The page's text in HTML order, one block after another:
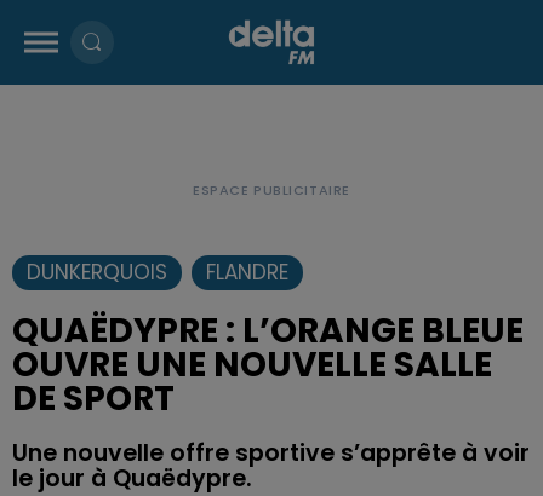
DUNKERQUOIS FLANDRE
QUAËDYPRE : L’ORANGE BLEUE
OUVRE UNE NOUVELLE SALLE
DE SPORT
Une nouvelle offre sportive s’apprête à voir
le jour à Quaëdypre.